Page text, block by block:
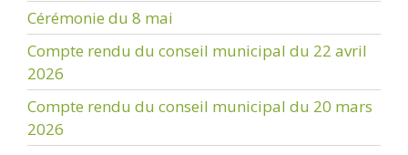
Cérémonie du 8 mai
Compte rendu du conseil municipal du 22 avril
2026
Compte rendu du conseil municipal du 20 mars
2026